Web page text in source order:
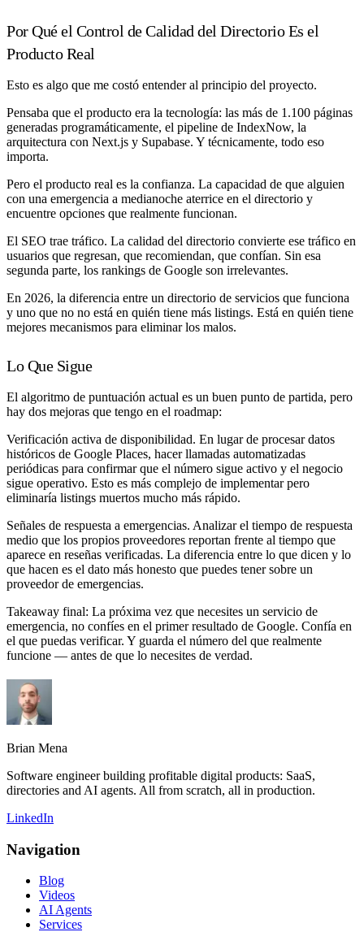
Por Qué el Control de Calidad del Directorio Es el
Producto Real
Esto es algo que me costó entender al principio del proyecto.
Pensaba que el producto era la tecnología: las más de 1.100 páginas
generadas programáticamente, el pipeline de IndexNow, la
arquitectura con Next.js y Supabase. Y técnicamente, todo eso
importa.
Pero el producto real es la confianza. La capacidad de que alguien
con una emergencia a medianoche aterrice en el directorio y
encuentre opciones que realmente funcionan.
El SEO trae tráfico. La calidad del directorio convierte ese tráfico en
usuarios que regresan, que recomiendan, que confían. Sin esa
segunda parte, los rankings de Google son irrelevantes.
En 2026, la diferencia entre un directorio de servicios que funciona
y uno que no no está en quién tiene más listings. Está en quién tiene
mejores mecanismos para eliminar los malos.
Lo Que Sigue
El algoritmo de puntuación actual es un buen punto de partida, pero
hay dos mejoras que tengo en el roadmap:
Verificación activa de disponibilidad. En lugar de procesar datos
históricos de Google Places, hacer llamadas automatizadas
periódicas para confirmar que el número sigue activo y el negocio
sigue operativo. Esto es más complejo de implementar pero
eliminaría listings muertos mucho más rápido.
Señales de respuesta a emergencias. Analizar el tiempo de respuesta
medio que los propios proveedores reportan frente al tiempo que
aparece en reseñas verificadas. La diferencia entre lo que dicen y lo
que hacen es el dato más honesto que puedes tener sobre un
proveedor de emergencias.
Takeaway final: La próxima vez que necesites un servicio de
emergencia, no confíes en el primer resultado de Google. Confía en
el que puedas verificar. Y guarda el número del que realmente
funcione — antes de que lo necesites de verdad.
Brian Mena
Software engineer building profitable digital products: SaaS,
directories and AI agents. All from scratch, all in production.
LinkedIn
Navigation
Blog
Videos
AI Agents
Services